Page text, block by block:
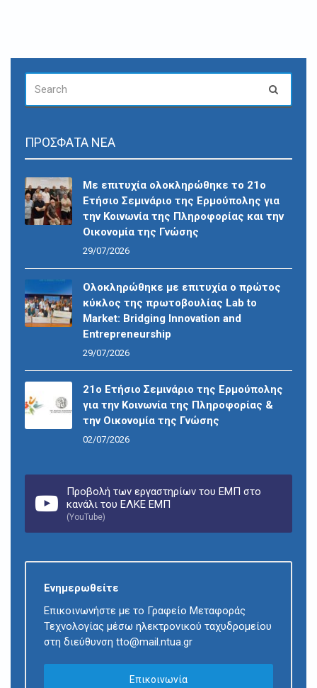
SEARCH
FOR:
ΠΡΟΣΦΑΤΑ ΝΕΑ
Με επιτυχία ολοκληρώθηκε το 21ο
Ετήσιο Σεμινάριο της Ερμούπολης για
την Κοινωνία της Πληροφορίας και την
Οικονομία της Γνώσης
29/07/2026
Ολοκληρώθηκε με επιτυχία ο πρώτος
κύκλος της πρωτοβουλίας Lab to
Market: Bridging Innovation and
Entrepreneurship
29/07/2026
21ο Ετήσιο Σεμινάριο της Ερμούπολης
για την Κοινωνία της Πληροφορίας &
την Οικονομία της Γνώσης
02/07/2026
Προβολή των εργαστηρίων του ΕΜΠ στο
κανάλι του ΕΛΚΕ ΕΜΠ
(YouTube)
Ενημερωθείτε
Επικοινωνήστε με το Γραφείο Μεταφοράς
Τεχνολογίας μέσω ηλεκτρονικού ταχυδρομείου
στη διεύθυνση tto@mail.ntua.gr
Επικοινωνία